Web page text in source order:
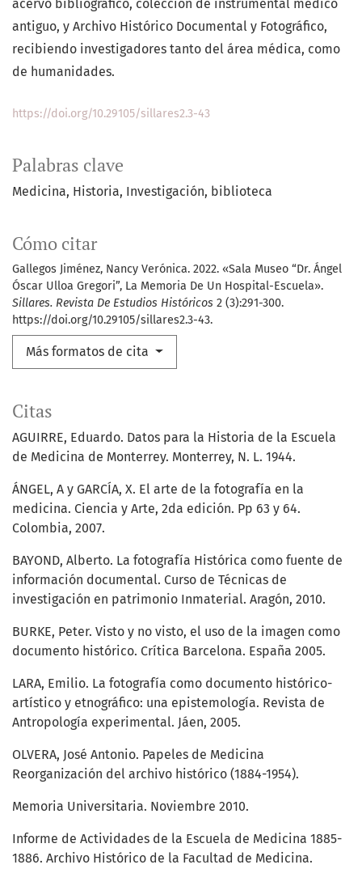
Palabras clave
Medicina Historia Investigación biblioteca
Cómo citar
Gallegos Jiménez, Nancy Verónica. 2022. «Sala Museo “Dr. Ángel
Óscar Ulloa Gregori”, La Memoria De Un Hospital-Escuela».
Sillares. Revista De Estudios Históricos 2 (3):291-300.
https://doi.org/10.29105/sillares2.3-43.
Más formatos de cita
acervo bibliográfico, colección de instrumental médico
antiguo, y Archivo Histórico Documental y Fotográfico,
recibiendo investigadores tanto del área médica, como
de humanidades.
https://doi.org/10.29105/sillares2.3-43
Citas
AGUIRRE, Eduardo. Datos para la Historia de la Escuela
de Medicina de Monterrey. Monterrey, N. L. 1944.
ÁNGEL, A y GARCÍA, X. El arte de la fotografía en la
medicina. Ciencia y Arte, 2da edición. Pp 63 y 64.
Colombia, 2007.
BAYOND, Alberto. La fotografía Histórica como fuente de
información documental. Curso de Técnicas de
investigación en patrimonio Inmaterial. Aragón, 2010.
BURKE, Peter. Visto y no visto, el uso de la imagen como
documento histórico. Crítica Barcelona. España 2005.
LARA, Emilio. La fotografía como documento histórico-
artístico y etnográfico: una epistemología. Revista de
Antropología experimental. Jáen, 2005.
OLVERA, José Antonio. Papeles de Medicina
Reorganización del archivo histórico (1884-1954).
Memoria Universitaria. Noviembre 2010.
Informe de Actividades de la Escuela de Medicina 1885-
1886. Archivo Histórico de la Facultad de Medicina.